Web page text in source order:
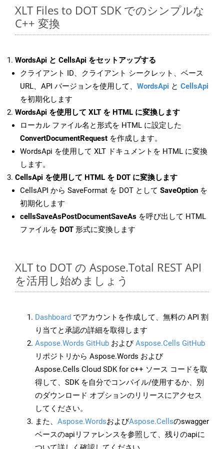
XLT Files to DOT SDK でのシンプルな
C++ 変換
WordsApi と CellsApi をセットアップする
クライアント ID、クライアント シークレット、ベース
URL、API バージョンを使用して、 WordsApi と CellsApi
を初期化します
WordsApi を使用して XLT を HTML に変換します
ローカル ファイル名と形式を HTML に設定した
ConvertDocumentRequest を作成します。
WordsApi を使用して XLT ドキュメントを HTML に変換
します。
CellsApi を使用して HTML を DOT に変換します
CellsAPI から SaveFormat を DOT として SaveOption を
初期化します
cellsSaveAsPostDocumentSaveAs を呼び出して HTML
ファイルを DOT 形式に変換します
XLT to DOT の Aspose.Total REST API
を活用し始めましょう
Dashboard でアカウントを作成して、無料の API 割
り当てと承認の詳細を取得します
Aspose.Words GitHub およびAspose.Cells GitHub
リポジトリから Aspose.Words および
Aspose.Cells Cloud SDK for c++ ソース コードを取
得して、SDK を自分でコンパイル/使用するか、別
のダウンロード オプションのリリースにアクセス
してください。
また、 Aspose.WordsおよびAspose.Cellsのswagger
ベースのapiリファレンスを参照して、残りのapiに